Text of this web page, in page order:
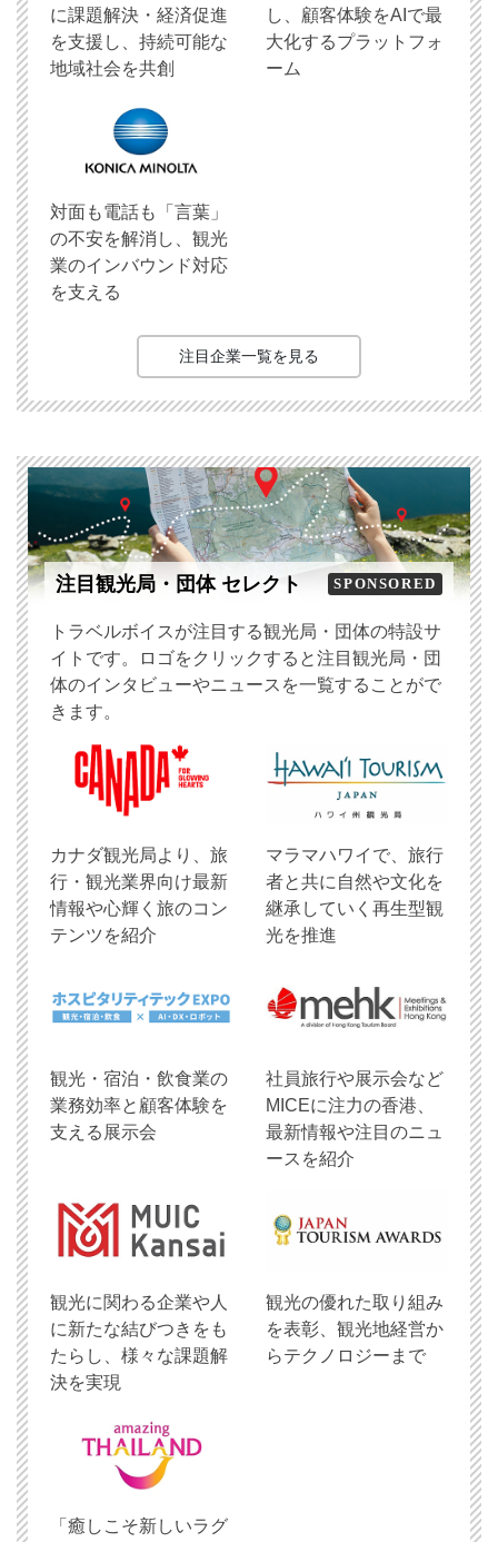
に課題解決・経済促進
を支援し、持続可能な
地域社会を共創
し、顧客体験をAIで最
大化するプラットフォ
ーム
対面も電話も「言葉」
の不安を解消し、観光
業のインバウンド対応
を支える
注目企業一覧を見る
注目観光局・団体 セレクト SPONSORED
トラベルボイスが注目する観光局・団体の特設サ
イトです。ロゴをクリックすると注目観光局・団
体のインタビューやニュースを一覧することがで
きます。
​カナダ観光局より、旅
行・観光業界向け最新
情報や心輝く旅のコン
テンツを紹介
マラマハワイで、旅行
者と共に自然や文化を
継承していく再生型観
光を推進
観光・宿泊・飲食業の
業務効率と顧客体験を
支える展示会
社員旅行や展示会など
MICEに注力の香港、
最新情報や注目のニュ
ースを紹介
観光に関わる企業や人
に新たな結びつきをも
たらし、様々な課題解
決を実現
観光の優れた取り組み
を表彰、観光地経営か
らテクノロジーまで
「癒しこそ新しいラグ